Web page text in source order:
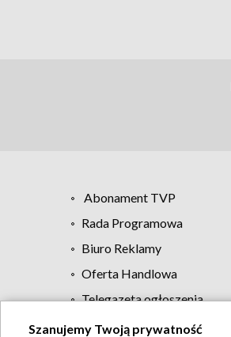
Abonament TVP
Rada Programowa
Biuro Reklamy
Oferta Handlowa
Telegazeta ogłoszenia
Szanujemy Twoją prywatność